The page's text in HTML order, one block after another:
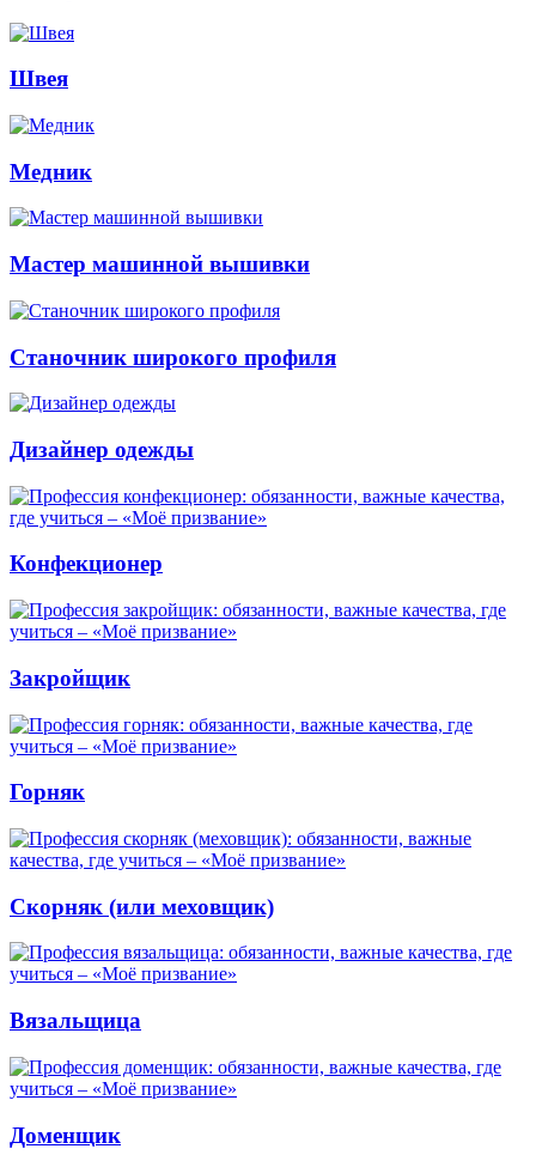
Швея
Медник
Мастер машинной вышивки
Станочник широкого профиля
Дизайнер одежды
Конфекционер
Закройщик
Горняк
Скорняк (или меховщик)
Вязальщица
Доменщик